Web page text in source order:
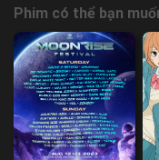
Phim có thể bạn